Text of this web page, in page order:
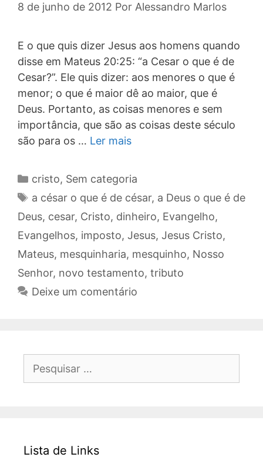
8 de junho de 2012 Por Alessandro Marlos
E o que quis dizer Jesus aos homens quando
disse em Mateus 20:25: “a Cesar o que é de
Cesar?”. Ele quis dizer: aos menores o que é
menor; o que é maior dê ao maior, que é
Deus. Portanto, as coisas menores e sem
importância, que são as coisas deste século
são para os … Ler mais
Categorias
cristo, Sem categoria
Tags
a césar o que é de césar, a Deus o que é de
Deus, cesar, Cristo, dinheiro, Evangelho,
Evangelhos, imposto, Jesus, Jesus Cristo,
Mateus, mesquinharia, mesquinho, Nosso
Senhor, novo testamento, tributo
Deixe um comentário
por:
Lista de Links